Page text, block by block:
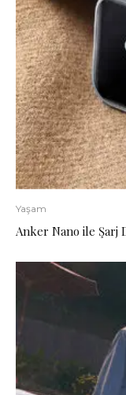
Yaşam
Anker Nano ile Şarj